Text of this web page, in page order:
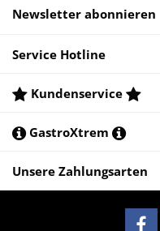
Newsletter abonnieren
Service Hotline
Kundenservice
GastroXtrem
Unsere Zahlungsarten